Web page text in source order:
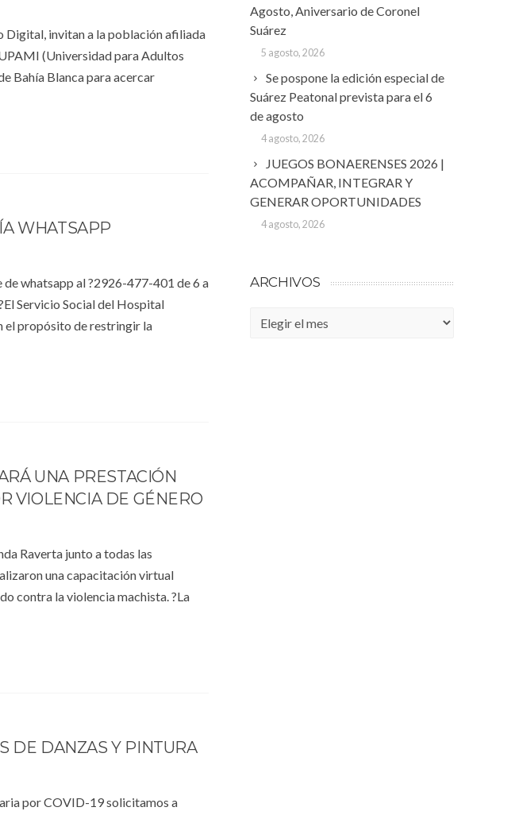
Digital, invitan a la población afiliada
(Universidad para Adultos
Bahía Blanca para acercar
WHATSAPP
de whatsapp al ?2926-477-401 de 6 a
Servicio Social del Hospital
el propósito de restringir la
UNA PRESTACIÓN
VIOLENCIA DE GÉNERO
Raverta junto a todas las
una capacitación virtual
contra la violencia machista. ?La
DE DANZAS Y PINTURA
por COVID-19 solicitamos a
Agosto, Aniversario de Coronel
Suárez
5 agosto, 2026
Se pospone la edición especial de
Suárez Peatonal prevista para el 6
de agosto
4 agosto, 2026
JUEGOS BONAERENSES 2026 |
ACOMPAÑAR, INTEGRAR Y
GENERAR OPORTUNIDADES
4 agosto, 2026
ARCHIVOS
Archivos